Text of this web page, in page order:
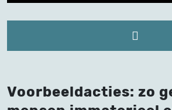
Voorbeeldacties: zo